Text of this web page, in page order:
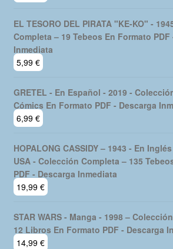
EL TESORO DEL PIRATA "KE-KO" -
Completa – 19 Tebeos En Formato PDF
Inmediata
5,99 €
GRETEL - En Español - 2019 -
Cómics En Formato PDF - Descarga
6,99 €
HOPALONG CASSIDY – 1943 - En
USA - Colección Completa – 135
PDF - Descarga Inmediata
19,99 €
STAR WARS - Manga - 1998 –
12 Libros En Formato PDF - Descarga
14,99 €